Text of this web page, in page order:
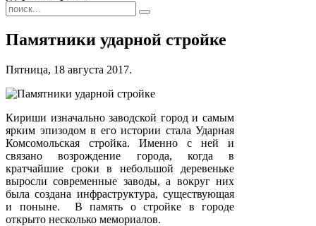
Памятники ударной стройке
Пятница, 18 августа 2017.
Кириши изначально заводской город и самым
ярким эпизодом в его истории стала Ударная
Комсомольская стройка. Именно с ней и
связано возрождение города, когда в
кратчайшие сроки в небольшой деревеньке
выросли современные заводы, а вокруг них
была создана инфраструктура, существующая
и поныне. В память о стройке в городе
открыто несколько мемориалов.